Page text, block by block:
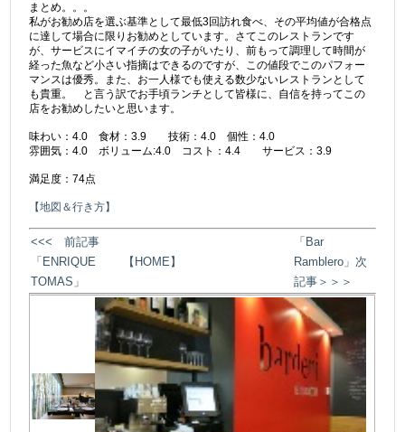
まとめ。。。
私がお勧め店を選ぶ基準として最低3回訪れ食べ、その平均値が合格点
に達して場合に限りお勧めとしています。さてこのレストランです
が、サービスにイマイチの女の子がいたり、前もって調理して時間が
経った魚など小さい指摘はできるのですが、この値段でこのパフォー
マンスは優秀。また、お一人様でも使える数少ないレストランとして
も貴重。 と言う訳でお手頃ランチとして皆様に、自信を持ってこの
店をお勧めしたいと思います。
味わい：4.0 食材：3.9 技術：4.0 個性：4.0
雰囲気：4.0 ボリューム:4.0 コスト：4.4 サービス：3.9
満足度：74点
【地図＆行き方】
<<< 前記事
「ENRIQUE
TOMAS」
【HOME】
「Bar
Ramblero」次
記事＞＞＞